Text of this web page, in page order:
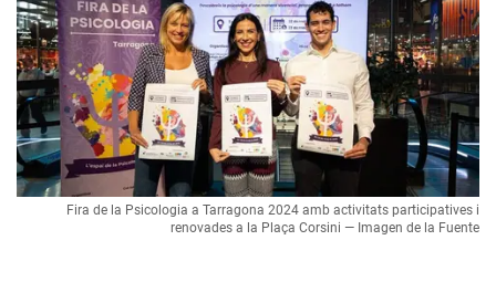
Fira de la Psicologia a Tarragona 2024 amb activitats participatives i
renovades a la Plaça Corsini — Imagen de la Fuente